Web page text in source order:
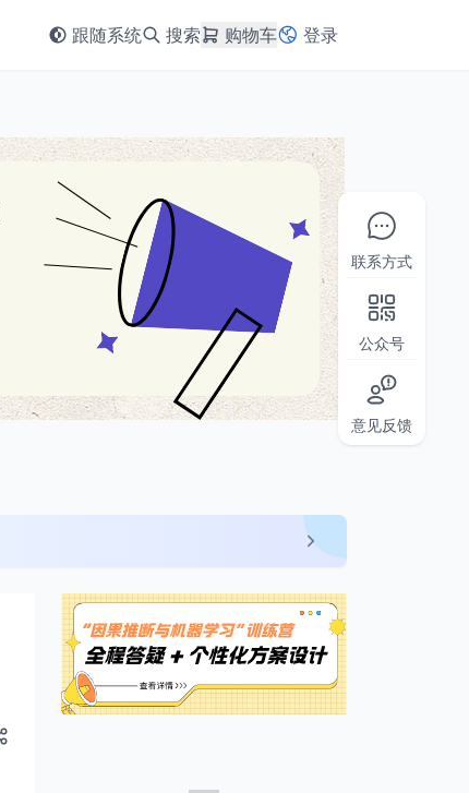
跟随系统 搜索 购物车 登录
联系方式
公众号
意见反馈